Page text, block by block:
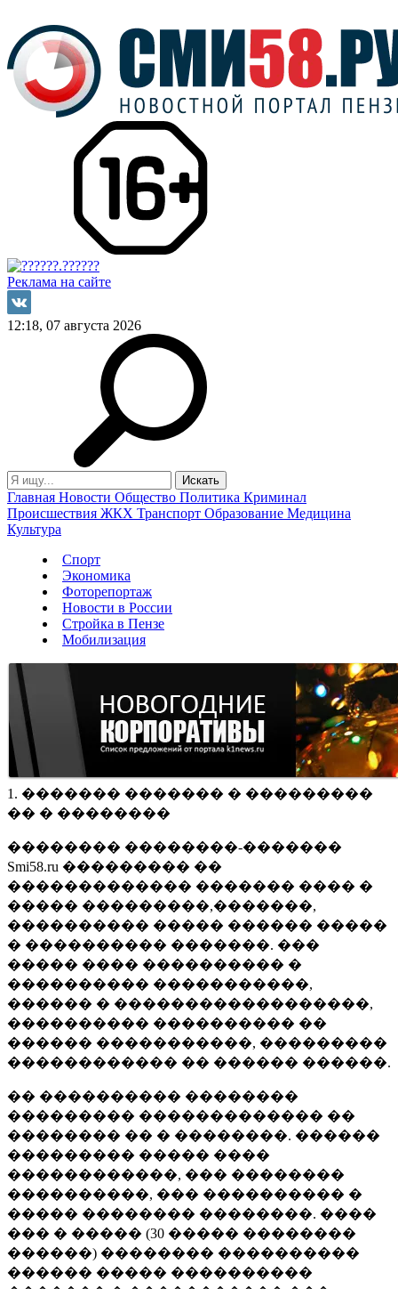
Реклама на сайте
12:18, 07 августа 2026
Главная Новости Общество Политика Криминал
Происшествия ЖКХ Транспорт Образование Медицина
Культура
Спорт
Экономика
Фоторепортаж
Новости в России
Стройка в Пензе
Мобилизация
1. ������� ������� � ���������
�� � ��������
�������� ��������-�������
Smi58.ru ��������� ��
������������� ������� ���� �
����� ���������,�������,
���������� ����� ������ �����
� ���������� �������. ���
����� ���� ���������� �
���������� �����������,
������ � ������������������,
���������� ���������� ��
������ �����������, ���������
������������ �� ������ ������.
�� ���������� ��������
��������� ������������� ��
�������� �� � ��������. ������
��������� ����� ����
������������, ��� ��������
����������, ��� ���������� �
����� �������� ��������. ����
��� � ����� (30 ����� ��������
������) �������� ����������
������ ����� ����������